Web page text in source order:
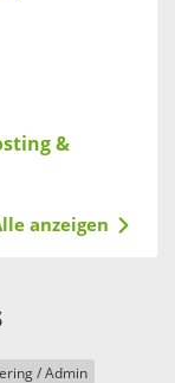
&
anzeigen
/ Admin